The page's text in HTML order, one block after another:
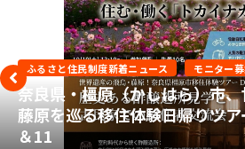
ふるさと住民制度新着ニュース モニター
奈良県・橿原（かしはら）市
藤原を巡る移住体験日帰りツ
＆11